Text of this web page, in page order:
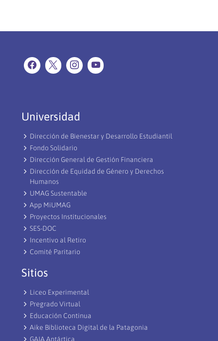
Universidad
Dirección de Bienestar y Desarrollo Estudiantil
Fondo Solidario
Dirección General de Gestión Financiera
Dirección de Equidad de Género y Derechos
Humanos
UMAG Sustentable
App MiUMAG
Proyectos Institucionales
SES-DOC
Incentivo al Retiro
Comité Paritario
Sitios
Liceo Experimental
Pregrado Virtual
Educación Continua
Aike Biblioteca Digital de la Patagonia
GAIA Antártica